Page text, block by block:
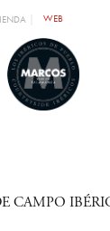
WEB
CAMPO